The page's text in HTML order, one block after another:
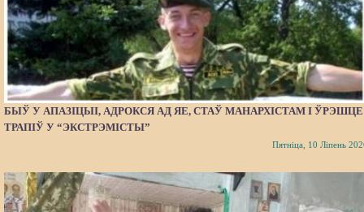
БЫЎ У АПАЗІЦЫІ, АДРОКСЯ АД ЯЕ, СТАЎ МАНАРХІСТАМ І ЎРЭШЦЕ
ТРАПІЎ У “ЭКСТРЭМІСТЫ”
Пятніца, 10 Ліпень